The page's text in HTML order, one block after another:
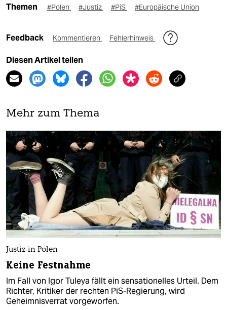
Themen #Polen #Justiz #PiS #Europäische Union
Feedback Kommentieren Fehlerhinweis
Diesen Artikel teilen
Mehr zum Thema
Justiz in Polen
Keine Festnahme
Im Fall von Igor Tuleya fällt ein sensationelles Urteil. Dem
Richter, Kritiker der rechten PiS-Regierung, wird
Geheimnisverrat vorgeworfen.